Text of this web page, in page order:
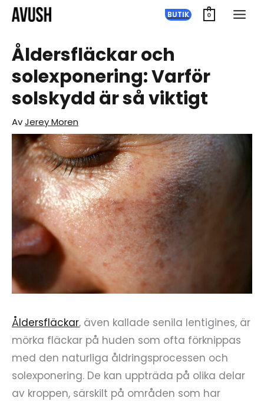
Hoppa
innehåll
BUTIK 0
Åldersfläckar och
solexponering: Varför
solskydd är så viktigt
AvJerey Moren
Åldersfläckar, även kallade senila lentigines, är
mörka fläckar på huden som ofta förknippas
med den naturliga åldringsprocessen och
solexponering. De kan uppträda på olika delar
av kroppen, särskilt på områden som har